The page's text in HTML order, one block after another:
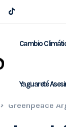
Cambio
Yaguareté
Greenpeace